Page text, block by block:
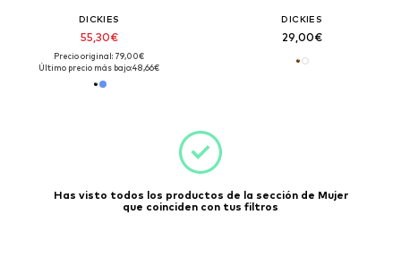
DICKIES
55,30€
Precio original: 79,00€
Último precio más bajo:48,66€
DICKIES
29,00€
Has visto todos los productos de la sección de Mujer
que coinciden con tus filtros